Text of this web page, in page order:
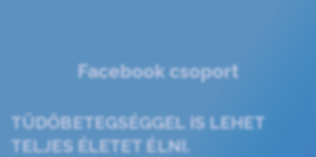
Facebook csoport
TÜDŐBETEGSÉGGEL IS LEHET
TELJES ÉLETET ÉLNI.